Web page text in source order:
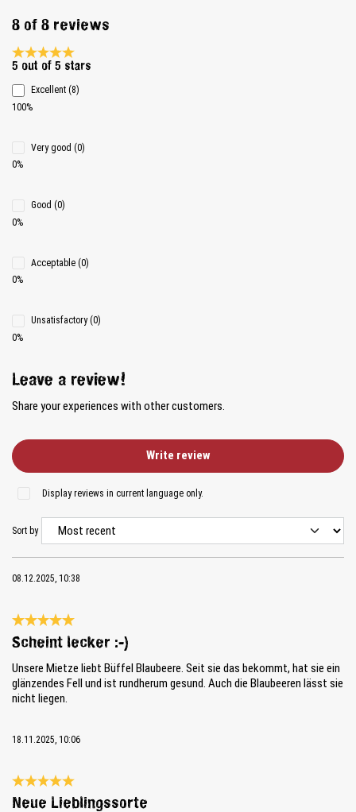
8 of 8 reviews
Average rating 5 of 5 Stars
5 out of 5 stars
Excellent (8)
100%
Very good (0)
0%
Good (0)
0%
Acceptable (0)
0%
Unsatisfactory (0)
0%
Leave a review!
Share your experiences with other customers.
Write review
Display reviews in current language only.
Sort by
08.12.2025, 10:38
Review with rating of 5 out of 5 stars
Scheint lecker :-)
Unsere Mietze liebt Büffel Blaubeere. Seit sie das bekommt, hat sie ein
glänzendes Fell und ist rundherum gesund. Auch die Blaubeeren lässt sie
nicht liegen.
18.11.2025, 10:06
Review with rating of 5 out of 5 stars
Neue Lieblingssorte